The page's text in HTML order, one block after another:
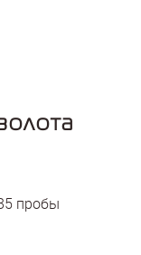
пробы